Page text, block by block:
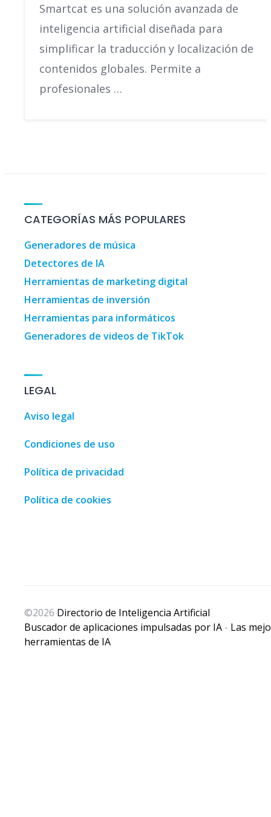
Smartcat es una solución avanzada de
inteligencia artificial diseñada para
simplificar la traducción y localización de
contenidos globales. Permite a
profesionales …
CATEGORÍAS MÁS POPULARES
Generadores de música
Detectores de IA
Herramientas de marketing digital
Herramientas de inversión
Herramientas para informáticos
Generadores de videos de TikTok
LEGAL
Aviso legal
Condiciones de uso
Política de privacidad
Política de cookies
©2026 Directorio de Inteligencia Artificial
Buscador de aplicaciones impulsadas por IA - Las
herramientas de IA